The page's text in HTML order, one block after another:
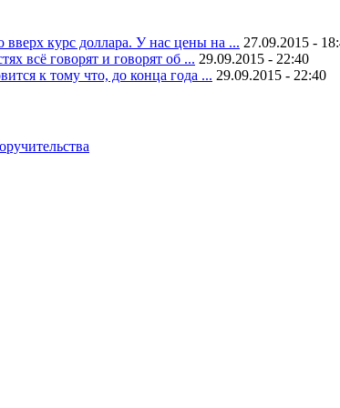
курс доллара. У нас цены на ... 27.09.2015 -
всё говорят и говорят об ... 29.09.2015 - 22:40
к тому что, до конца года ... 29.09.2015 - 22:40